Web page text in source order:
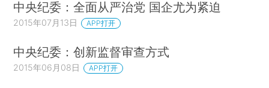
中央纪委：全面从严治党 国企尤为紧迫
2015年07月13日 APP打开
中央纪委：创新监督审查方式
2015年06月08日 APP打开